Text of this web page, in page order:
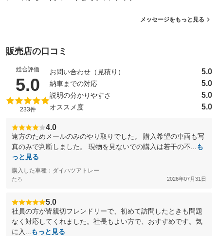
メッセージをもっと見る
販売店の口コミ
総合評価
5.0 （5点満点中）
233件
お問い合わせ（見積り） 5.0
納車までの対応 5.0
説明の分かりやすさ 5.0
オススメ度 5.0
4.0
遠方のためメールのみのやり取りでした。 購入希望の車両も写
真のみで判断しました。 現物を見ないでの購入は若干の不...
も
っと見る
購入した車種：ダイハツアトレー
たろ 2026年07月31日
5.0
社員の方が皆親切フレンドリーで、初めて訪問したときも問題
なく対応してくれました。社長もよい方で、おすすめです。気
に入...
もっと見る